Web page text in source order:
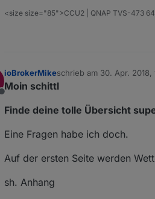
<size size="85">CCU2 | QNAP TVS-473
Offline
ioBrokerMikeschrieb am 30. Apr. 2018,
zuletzt editiert von Jey
Moin schittl
Finde deine tolle Übersicht
Eine Fragen habe ich doch.
Auf der ersten Seite werden
sh. Anhang